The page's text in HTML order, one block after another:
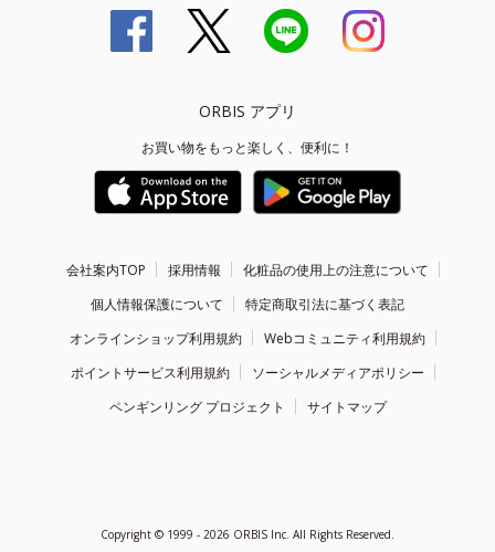
ORBIS アプリ
お買い物をもっと楽しく、便利に！
会社案内TOP 採用情報
化粧品の使用上の注意について
個人情報保護について
特定商取引法に基づく表記
オンラインショップ利用規約
Webコミュニティ利用規約
ポイントサービス利用規約
ソーシャルメディアポリシー
ペンギンリング プロジェクト
サイトマップ
Copyright © 1999 - 2026 ORBIS Inc. All Rights Reserved.